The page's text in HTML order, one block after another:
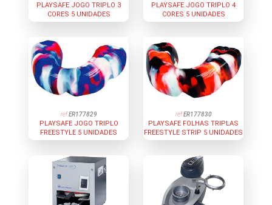
PLAYSAFE JOGO TRIPLO 3
CORES 5 UNIDADES
PLAYSAFE JOGO TRIPLO 4
CORES 5 UNIDADES
ref:ER177829
PLAYSAFE JOGO TRIPLO
FREESTYLE 5 UNIDADES
ref:ER177830
PLAYSAFE FOLHAS TRIPLAS
FREESTYLE STRIP 5 UNIDADES